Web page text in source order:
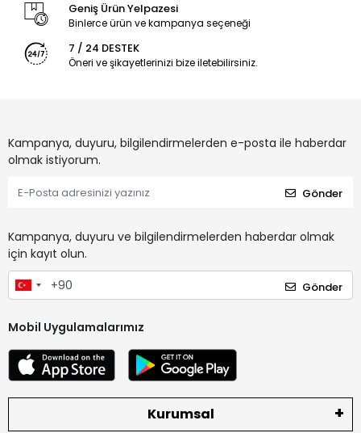
Geniş Ürün Yelpazesi
Binlerce ürün ve kampanya seçeneği
7 / 24 DESTEK
Öneri ve şikayetlerinizi bize iletebilirsiniz.
Kampanya, duyuru, bilgilendirmelerden e-posta ile haberdar
olmak istiyorum.
Gönder
Kampanya, duyuru ve bilgilendirmelerden haberdar olmak
için kayıt olun.
Gönder
Mobil Uygulamalarımız
Kurumsal